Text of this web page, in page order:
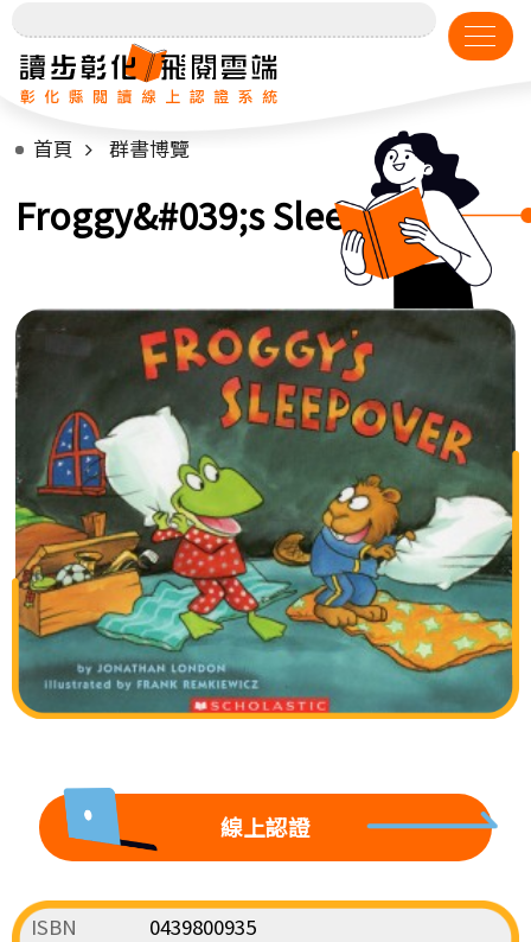
首頁 群書博覽
Froggy&#039;s Sleepover
線上認證
ISBN
0439800935